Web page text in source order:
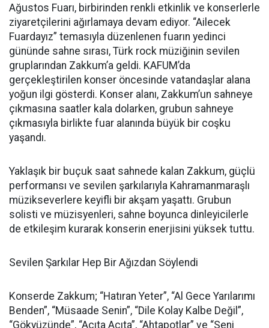
Ağustos Fuarı, birbirinden renkli etkinlik ve konserlerle
ziyaretçilerini ağırlamaya devam ediyor. “Ailecek
Fuardayız” temasıyla düzenlenen fuarın yedinci
gününde sahne sırası, Türk rock müziğinin sevilen
gruplarından Zakkum’a geldi. KAFUM’da
gerçekleştirilen konser öncesinde vatandaşlar alana
yoğun ilgi gösterdi. Konser alanı, Zakkum’un sahneye
çıkmasına saatler kala dolarken, grubun sahneye
çıkmasıyla birlikte fuar alanında büyük bir coşku
yaşandı.
Yaklaşık bir buçuk saat sahnede kalan Zakkum, güçlü
performansı ve sevilen şarkılarıyla Kahramanmaraşlı
müzikseverlere keyifli bir akşam yaşattı. Grubun
solisti ve müzisyenleri, sahne boyunca dinleyicilerle
de etkileşim kurarak konserin enerjisini yüksek tuttu.
Sevilen Şarkılar Hep Bir Ağızdan Söylendi
Konserde Zakkum; “Hatıran Yeter”, “Al Gece Yarılarımı
Benden”, “Müsaade Senin”, “Dile Kolay Kalbe Değil”,
“Gökyüzünde”, “Acıta Acıta”, “Ahtapotlar” ve “Seni